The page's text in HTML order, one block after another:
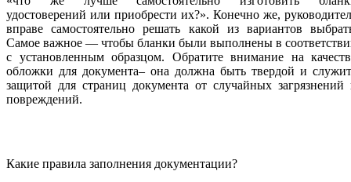
удостоверений или приобрести их?». Конечно же,
вправе самостоятельно решать какой из вариантов
Самое важное — чтобы бланки были выполнены в
с установленным образцом. Обратите внимание на
обложки для документа– она должна быть твердой и
защитой для страниц документа от случайных загрязнений
повреждений.
Какие правила заполнения документации?